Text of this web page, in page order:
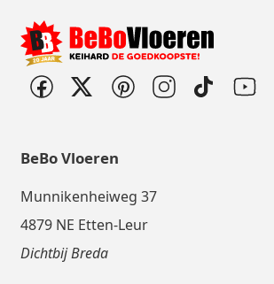
BeBo Vloeren
Munnikenheiweg 37
4879 NE Etten-Leur
Dichtbij Breda